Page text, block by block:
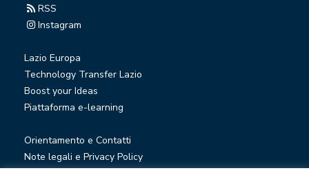
RSS
Instagram
Lazio Europa
Technology Transfer Lazio
Boost your Ideas
Piattaforma e-learning
Orientamento e Contatti
Note legali e Privacy Policy